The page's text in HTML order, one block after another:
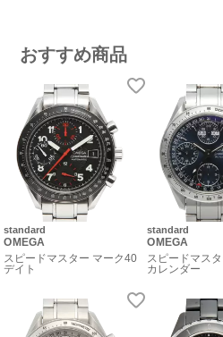
おすすめ商品
standard
OMEGA
スピードマスター マーク40
デイト
standard
OMEGA
スピードマス
カレンダー